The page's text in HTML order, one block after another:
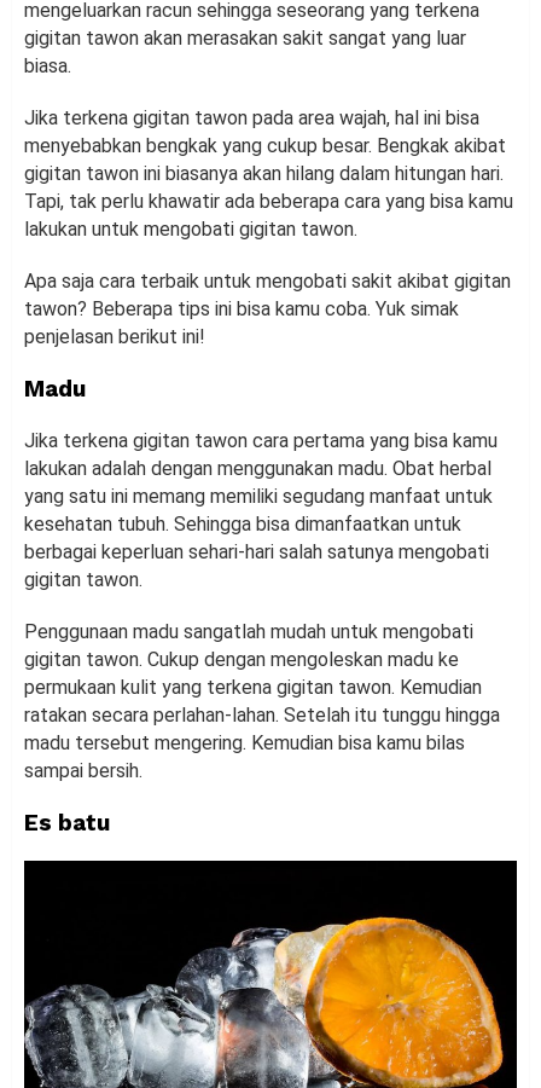
mengeluarkan racun sehingga seseorang yang terkena
gigitan tawon akan merasakan sakit sangat yang luar
biasa.
Jika terkena gigitan tawon pada area wajah, hal ini bisa
menyebabkan bengkak yang cukup besar. Bengkak akibat
gigitan tawon ini biasanya akan hilang dalam hitungan hari.
Tapi, tak perlu khawatir ada beberapa cara yang bisa kamu
lakukan untuk mengobati gigitan tawon.
Apa saja cara terbaik untuk mengobati sakit akibat gigitan
tawon? Beberapa tips ini bisa kamu coba. Yuk simak
penjelasan berikut ini!
Madu
Jika terkena gigitan tawon cara pertama yang bisa kamu
lakukan adalah dengan menggunakan madu. Obat herbal
yang satu ini memang memiliki segudang manfaat untuk
kesehatan tubuh. Sehingga bisa dimanfaatkan untuk
berbagai keperluan sehari-hari salah satunya mengobati
gigitan tawon.
Penggunaan madu sangatlah mudah untuk mengobati
gigitan tawon. Cukup dengan mengoleskan madu ke
permukaan kulit yang terkena gigitan tawon. Kemudian
ratakan secara perlahan-lahan. Setelah itu tunggu hingga
madu tersebut mengering. Kemudian bisa kamu bilas
sampai bersih.
Es batu